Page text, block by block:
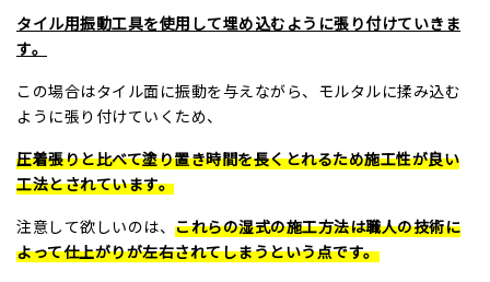
タイル用振動工具を使用して埋め込むように張り付けていきま
す。
この場合はタイル面に振動を与えながら、モルタルに揉み込む
ように張り付けていくため、
圧着張りと比べて塗り置き時間を長くとれるため施工性が良い
工法とされています。
注意して欲しいのは、 これらの湿式の施工方法は職人の技術に
よって仕上がりが左右されてしまうという点です。